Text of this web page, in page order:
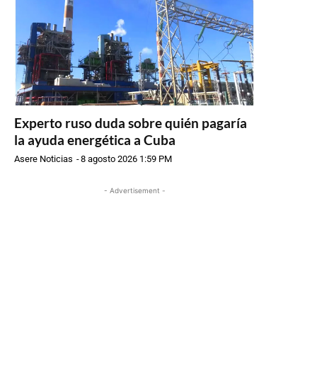
Experto ruso duda sobre quién pagaría
la ayuda energética a Cuba
Asere Noticias -8 agosto 2026 1:59 PM
- Advertisement -